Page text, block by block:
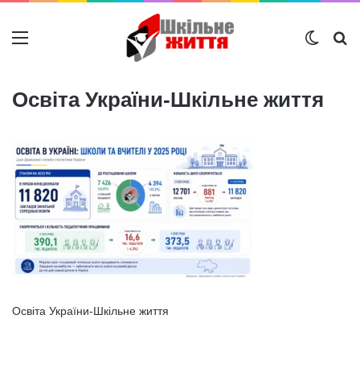
Меню
Освіта України-Шкільне життя
Освіта України-Шкільне життя